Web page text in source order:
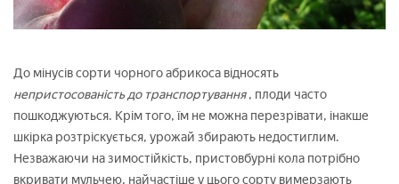
До мінусів сорти чорного абрикоса відносять
непристосованість до транспортування, плоди часто
пошкоджуються. Крім того, їм не можна перезрівати, інакше
шкірка розтріскується, урожай збирають недостиглим.
Незважаючи на зимостійкість, пристовбурні кола потрібно
вкривати мульчею, найчастіше у цього сорту вимерзають